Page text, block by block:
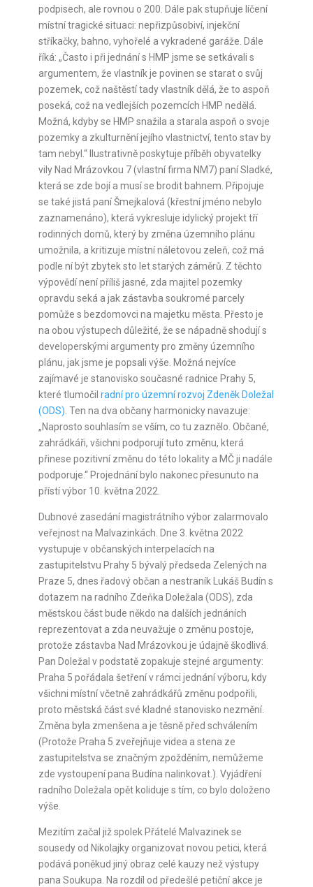
podpisech, ale rovnou o 200. Dále pak stupňuje líčení
místní tragické situaci: nepřizpůsobiví, injekční
stříkačky, bahno, vyhořelé a vykradené garáže. Dále
říká: „Často i při jednání s HMP jsme se setkávali s
argumentem, že vlastník je povinen se starat o svůj
pozemek, což naštěstí tady vlastník dělá, že to aspoň
poseká, což na vedlejších pozemcích HMP nedělá.
Možná, kdyby se HMP snažila a starala aspoň o svoje
pozemky a zkulturnění jejího vlastnictví, tento stav by
tam nebyl.“ Ilustrativně poskytuje příběh obyvatelky
vily Nad Mrázovkou 7 (vlastní firma NM7) paní Sladké,
která se zde bojí a musí se brodit bahnem. Připojuje
se také jistá paní Šmejkalová (křestní jméno nebylo
zaznamenáno), která vykresluje idylický projekt tří
rodinných domů, který by změna územního plánu
umožnila, a kritizuje místní náletovou zeleň, což má
podle ní být zbytek sto let starých záměrů. Z těchto
výpovědí není příliš jasné, zda majitel pozemky
opravdu seká a jak zástavba soukromé parcely
pomůže s bezdomovci na majetku města. Přesto je
na obou výstupech důležité, že se nápadně shodují s
developerskými argumenty pro změny územního
plánu, jak jsme je popsali výše. Možná nejvíce
zajímavé je stanovisko současné radnice Prahy 5,
které tlumočil radní pro územní rozvoj Zdeněk Doležal
(ODS). Ten na dva občany harmonicky navazuje:
„Naprosto souhlasím se vším, co tu zaznělo. Občané,
zahrádkáři, všichni podporují tuto změnu, která
přinese pozitivní změnu do této lokality a MČ ji nadále
podporuje.“ Projednání bylo nakonec přesunuto na
přístí výbor 10. května 2022.
Dubnové zasedání magistrátního výbor zalarmovalo
veřejnost na Malvazinkách. Dne 3. května 2022
vystupuje v občanských interpelacích na
zastupitelstvu Prahy 5 bývalý předseda Zelených na
Praze 5, dnes řadový občan a nestraník Lukáš Budín s
dotazem na radního Zdeňka Doležala (ODS), zda
městskou část bude někdo na dalších jednáních
reprezentovat a zda neuvažuje o změnu postoje,
protože zástavba Nad Mrázovkou je údajně škodlivá.
Pan Doležal v podstatě zopakuje stejné argumenty:
Praha 5 pořádala šetření v rámci jednání výboru, kdy
všichni místní včetně zahrádkářů změnu podpořili,
proto městská část své kladné stanovisko nezmění.
Změna byla zmenšena a je těsně před schválením
(Protože Praha 5 zveřejňuje videa a stena ze
zastupitelstva se značným zpožděním, nemůžeme
zde vystoupení pana Budína nalinkovat.). Vyjádření
radního Doležala opět koliduje s tím, co bylo doloženo
výše.
Mezitím začal již spolek Přátelé Malvazinek se
sousedy od Nikolajky organizovat novou petici, která
podává poněkud jiný obraz celé kauzy než výstupy
pana Soukupa. Na rozdíl od předešlé petiční akce je